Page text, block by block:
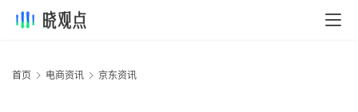
首页 电商资讯 京东资讯